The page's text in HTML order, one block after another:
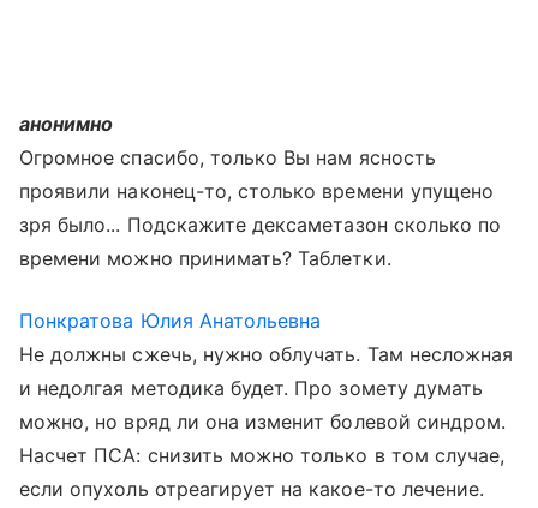
анонимно
Огромное спасибо, только Вы нам ясность
проявили наконец-то, столько времени упущено
зря было... Подскажите дексаметазон сколько по
времени можно принимать? Таблетки.
Понкратова Юлия Анатольевна
Не должны сжечь, нужно облучать. Там несложная
и недолгая методика будет. Про зомету думать
можно, но вряд ли она изменит болевой синдром.
Насчет ПСА: снизить можно только в том случае,
если опухоль отреагирует на какое-то лечение.